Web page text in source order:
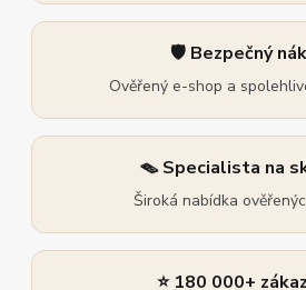
🛡️ Bezpečný
Ověřený e-shop a
🪤 Specialista na
Široká nabídka
⭐ 180 000+